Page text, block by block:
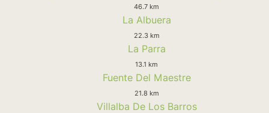
46.7 km
La Albuera
22.3 km
La Parra
13.1 km
Fuente Del Maestre
21.8 km
Villalba De Los Barros